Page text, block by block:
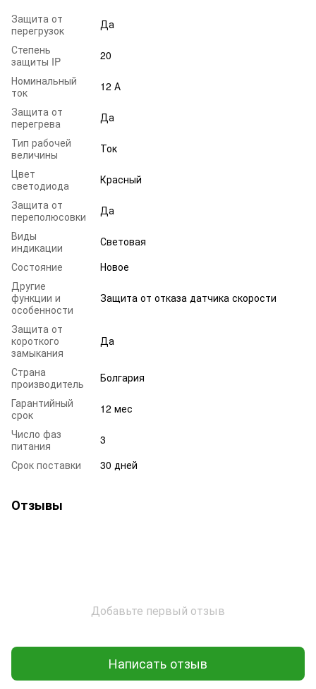
Защита от
перегрузок
Да
Степень
защиты IP
20
Номинальный
ток
12 А
Защита от
перегрева
Да
Тип рабочей
величины
Ток
Цвет
светодиода
Красный
Защита от
переполюсовки
Да
Виды
индикации
Световая
Состояние
Новое
Другие
функции и
особенности
Защита от отказа датчика скорости
Защита от
короткого
замыкания
Да
Страна
производитель
Болгария
Гарантийный
срок
12 мес
Число фаз
питания
3
Срок поставки
30 дней
Отзывы
Добавьте первый отзыв
Написать отзыв